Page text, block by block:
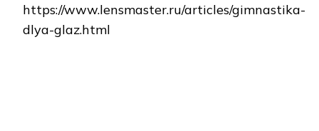
https://www.lensmaster.ru/articles/gimnastika-
dlya-glaz.html